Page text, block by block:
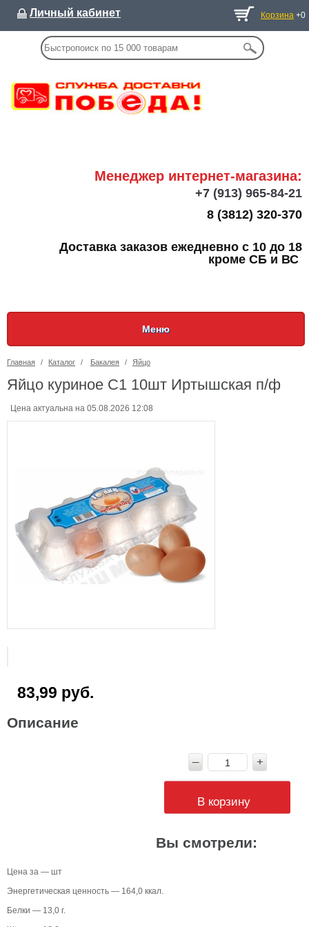
Личный кабинет Корзина +0
Менеджер интернет-магазина:
+7 (913) 965-84-21
8 (3812) 320-370
Доставка заказов ежедневно с 10 до 18
кроме СБ и ВС
Меню
Главная / Каталог / Бакалея / Яйцо
Яйцо куриное С1 10шт Иртышская п/ф
Цена актуальна на 05.08.2026 12:08
83,99 руб.
Описание
В корзину
Вы смотрели:
Цена за — шт
Энергетическая ценность — 164,0 ккал.
Белки — 13,0 г.